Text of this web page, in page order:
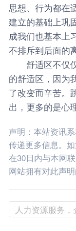
思想、行为都在
建立的基础上巩
成我们也基本上
不排斥到后面的
舒适区不仅仅
的舒适区，因为
了改变而辛苦。
出，更多的是心
声明：本站资讯
传递更多信息。
在30日内与本网
网站拥有对此声明
人力资源服务，